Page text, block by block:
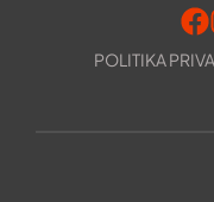
POLITIKA